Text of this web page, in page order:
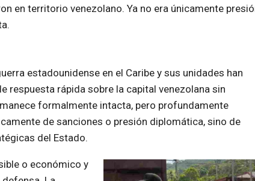
en territorio venezolano. Ya no era únicamente
estadounidense en el Caribe y sus unidades han
rápida sobre la capital venezolana sin
formalmente intacta, pero profundamente
de sanciones o presión diplomática, sino de
del Estado.
o económico y